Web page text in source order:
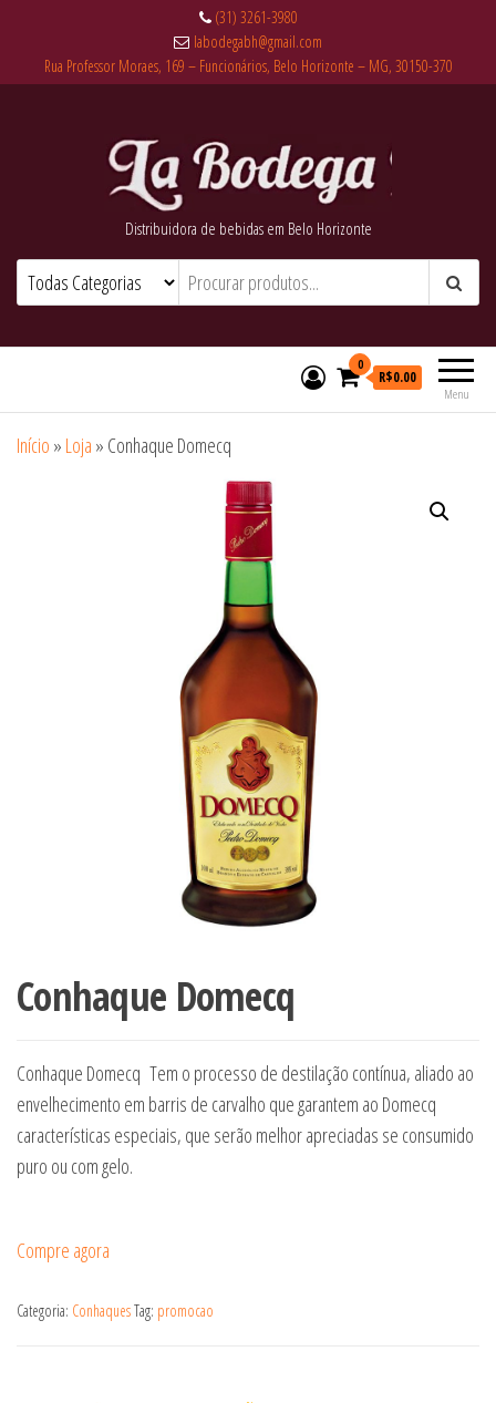
(31) 3261-3980
labodegabh@gmail.com
Rua Professor Moraes, 169 – Funcionários, Belo Horizonte – MG, 30150-370
Distribuidora de bebidas em Belo Horizonte
Menu
0
R$0.00
Início » Loja » Conhaque Domecq
Conhaque Domecq
Conhaque Domecq Tem o processo de destilação contínua, aliado ao
envelhecimento em barris de carvalho que garantem ao Domecq
características especiais, que serão melhor apreciadas se consumido
puro ou com gelo.
Compre agora
Categoria: ConhaquesTag: promocao